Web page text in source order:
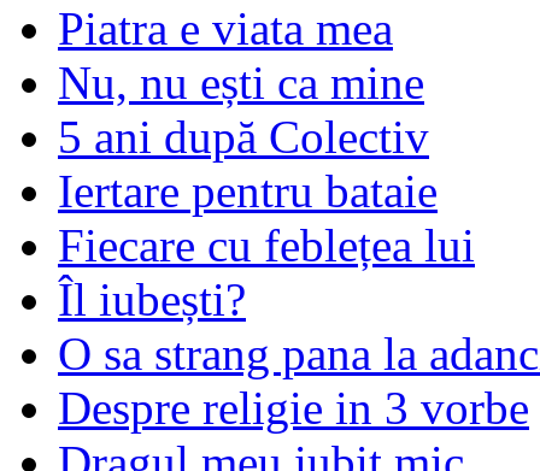
Piatra e viata mea
Nu, nu ești ca mine
5 ani după Colectiv
Iertare pentru bataie
Fiecare cu feblețea lui
Îl iubești?
O sa strang pana la
Despre religie in 3 vorbe